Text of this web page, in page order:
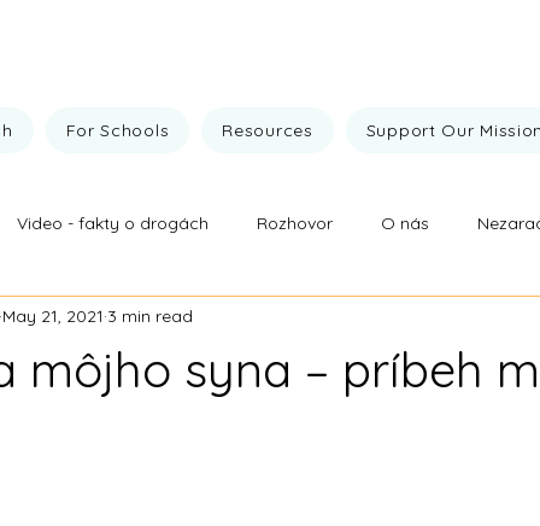
For Schools Resources Support Our
Video - fakty o drogách Rozhovor O nás
prevencie Fakty o drogách
môjho syna – príbeh
May 21, 2021 3 min read